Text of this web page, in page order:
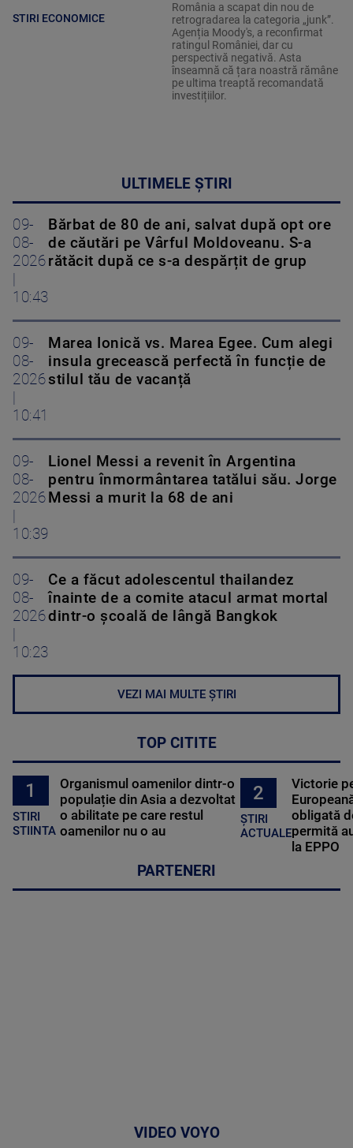
STIRI ECONOMICE
România a scapat din nou de
retrogradarea la categoria „junk”.
Agenția Moody's, a reconfirmat
ratingul României, dar cu
perspectivă negativă. Asta
înseamnă că țara noastră rămâne
pe ultima treaptă recomandată
investițiilor.
ULTIMELE ȘTIRI
09-
08-
2026
10:43
Bărbat de 80 de ani, salvat după opt ore
de căutări pe Vârful Moldoveanu. S-a
rătăcit după ce s-a despărțit de grup
09-
08-
2026
10:41
Marea Ionică vs. Marea Egee. Cum alegi
insula grecească perfectă în funcție de
stilul tău de vacanță
09-
08-
2026
10:39
Lionel Messi a revenit în Argentina
pentru înmormântarea tatălui său. Jorge
Messi a murit la 68 de ani
09-
08-
2026
10:23
Ce a făcut adolescentul thailandez
înainte de a comite atacul armat mortal
dintr-o școală de lângă Bangkok
VEZI MAI MULTE ȘTIRI
TOP CITITE
1
STIRI
STIINTA
Organismul oamenilor dintr-o
populație din Asia a dezvoltat
o abilitate pe care restul
oamenilor nu o au
2
ȘTIRI
ACTUALE
Victorie
obligată
permită
la EPPO
PARTENERI
VIDEO VOYO